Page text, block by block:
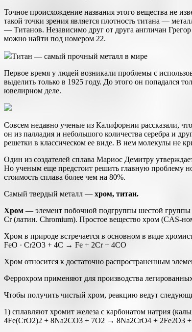
Точное происхождение названия этого вещества не
такой точки зрения является плотность титана —
— Титанов. Независимо друг от друга англичан
можно найти под номером 22.
Титан — самый прочный металл в мире
Первое время у людей возникали проблемы с
выделить только в 1925 году. До этого он попадался
ювелирном деле.
Совсем недавно ученые из Калифорнии рассказали,
он из палладия и небольшого количества серебра и
решетки в классическом ее виде. В нем молекулы не
Один из создателей сплава Мариос Демитру
Но ученым еще предстоит решить главную проблему
стоимость сплава более чем на 80%.
Самый твердый металл — хром, титан.
Хром — элемент побочной подгруппы шестой группы
Cr (латин. Chromium). Простое вещество хром (CAS-
Хром в природе встречается в основном в виде
FeO · Cr2O3 + 4C → Fe + 2Cr + 4CO
Хром относится к достаточно распространенным
Феррохром применяют для производства
Чтобы получить чистый хром, реакцию ведут
1) сплавляют хромит железа с карбонатом натрия
4Fe(CrO2)2 + 8Na2CO3 + 7O2 → 8Na2CrO4 + 2Fe2O3